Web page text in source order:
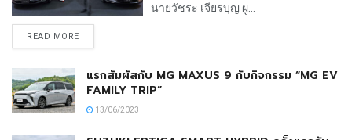
นายวัชระ เจียรบุญ ผู...
READ MORE
แรกสัมผัสกับ MG MAXUS 9 กับกิจกรรม “MG EV
FAMILY TRIP”
13/06/2023